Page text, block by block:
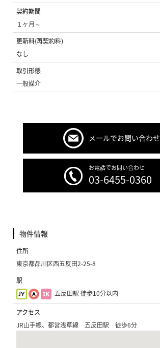
契約期間
１ヶ月～
更新料(再契約料)
なし
取引形態
一般媒介
メールでお問い合わせ
お電話でお問い合わせ
03-6455-0360
物件情報
住所
東京都品川区西五反田2-25-8
駅
五反田駅 徒歩10分以内
アクセス
JR山手線、都営浅草線 五反田駅 徒歩6分